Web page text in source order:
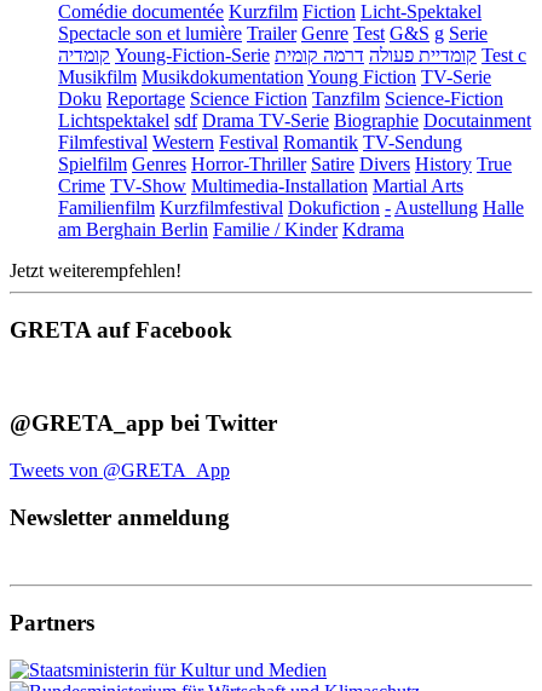
Comédie documentée Kurzfilm Fiction Licht-Spektakel
Spectacle son et lumière Trailer Genre Test G&S g Serie
קומדיה Young-Fiction-Serie קומדיית פעולה דרמה קומית
Test c
Musikfilm Musikdokumentation Young Fiction TV-Serie
Doku Reportage Science Fiction Tanzfilm Science-Fiction
Lichtspektakel sdf Drama TV-Serie Biographie Docutainment
Filmfestival Western Festival Romantik TV-Sendung
Spielfilm Genres Horror-Thriller Satire Divers History True
Crime TV-Show Multimedia-Installation Martial Arts
Familienfilm Kurzfilmfestival Dokufiction - Austellung Halle
am Berghain Berlin Familie / Kinder Kdrama
Jetzt weiterempfehlen!
GRETA auf Facebook
@GRETA_app bei Twitter
Tweets von @GRETA_App
Newsletter anmeldung
Partners